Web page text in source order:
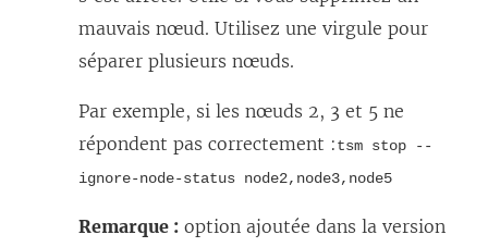
mauvais nœud. Utilisez une virgule pour
séparer plusieurs nœuds.
Par exemple, si les nœuds 2, 3 et 5 ne
répondent pas correctement :tsm stop --
ignore-node-status node2,node3,node5
Remarque : option ajoutée dans la version